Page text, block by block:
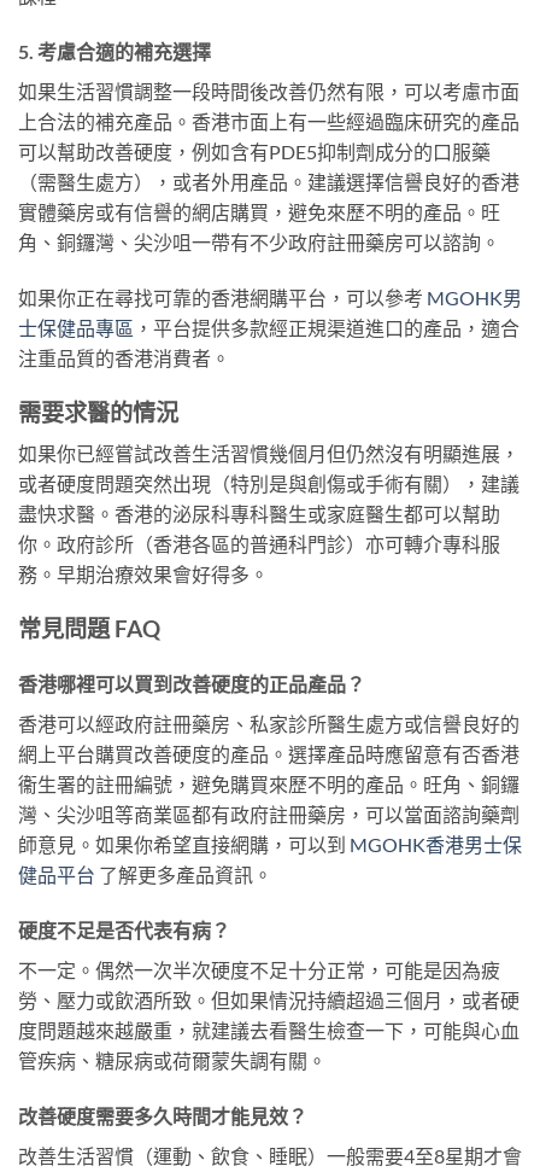
5. 考慮合適的補充選擇
如果生活習慣調整一段時間後改善仍然有限，可以考慮市面
上合法的補充產品。香港市面上有一些經過臨床研究的產品
可以幫助改善硬度，例如含有PDE5抑制劑成分的口服藥
（需醫生處方），或者外用產品。建議選擇信譽良好的香港
實體藥房或有信譽的網店購買，避免來歷不明的產品。旺
角、銅鑼灣、尖沙咀一帶有不少政府註冊藥房可以諮詢。
如果你正在尋找可靠的香港網購平台，可以參考 MGOHK男
士保健品專區 ，平台提供多款經正規渠道進口的產品，適合
注重品質的香港消費者。
需要求醫的情況
如果你已經嘗試改善生活習慣幾個月但仍然沒有明顯進展，
或者硬度問題突然出現（特別是與創傷或手術有關），建議
盡快求醫。香港的泌尿科專科醫生或家庭醫生都可以幫助
你。政府診所（香港各區的普通科門診）亦可轉介專科服
務。早期治療效果會好得多。
常見問題 FAQ
香港哪裡可以買到改善硬度的正品產品？
香港可以經政府註冊藥房、私家診所醫生處方或信譽良好的
網上平台購買改善硬度的產品。選擇產品時應留意有否香港
衞生署的註冊編號，避免購買來歷不明的產品。旺角、銅鑼
灣、尖沙咀等商業區都有政府註冊藥房，可以當面諮詢藥劑
師意見。如果你希望直接網購，可以到 MGOHK香港男士保
健品平台 了解更多產品資訊。
硬度不足是否代表有病？
不一定。偶然一次半次硬度不足十分正常，可能是因為疲
勞、壓力或飲酒所致。但如果情況持續超過三個月，或者硬
度問題越來越嚴重，就建議去看醫生檢查一下，可能與心血
管疾病、糖尿病或荷爾蒙失調有關。
改善硬度需要多久時間才能見效？
改善生活習慣（運動、飲食、睡眠）一般需要4至8星期才會